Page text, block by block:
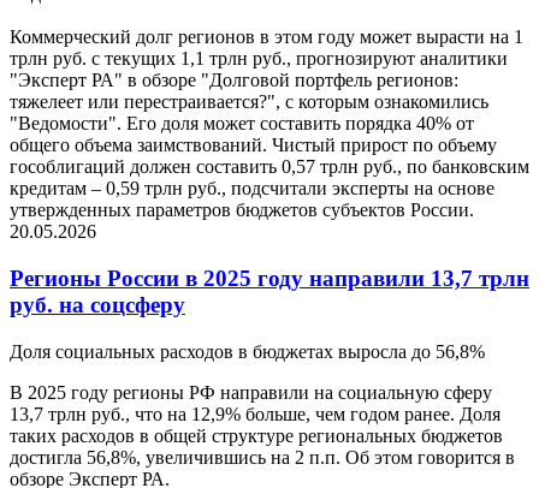
Коммерческий долг регионов в этом году может вырасти на 1
трлн руб. с текущих 1,1 трлн руб., прогнозируют аналитики
"Эксперт РА" в обзоре "Долговой портфель регионов:
тяжелеет или перестраивается?", с которым ознакомились
"Ведомости". Его доля может составить порядка 40% от
общего объема заимствований. Чистый прирост по объему
гособлигаций должен составить 0,57 трлн руб., по банковским
кредитам – 0,59 трлн руб., подсчитали эксперты на основе
утвержденных параметров бюджетов субъектов России.
20.05.2026
Регионы России в 2025 году направили 13,7 трлн
руб. на соцсферу
Доля социальных расходов в бюджетах выросла до 56,8%
В 2025 году регионы РФ направили на социальную сферу
13,7 трлн руб., что на 12,9% больше, чем годом ранее. Доля
таких расходов в общей структуре региональных бюджетов
достигла 56,8%, увеличившись на 2 п.п. Об этом говорится в
обзоре Эксперт РА.